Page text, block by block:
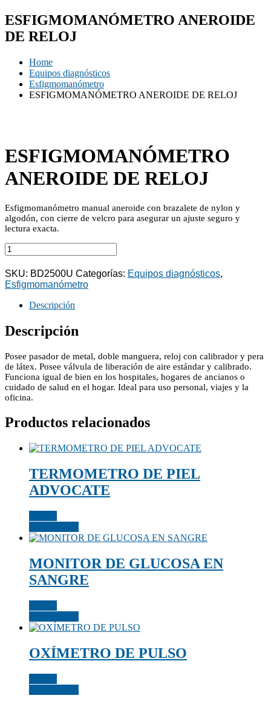
ESFIGMOMANÓMETRO ANEROIDE
DE RELOJ
Home
Equipos diagnósticos
Esfigmomanómetro
ESFIGMOMANÓMETRO ANEROIDE DE RELOJ
ESFIGMOMANÓMETRO
ANEROIDE DE RELOJ
Esfigmomanómetro manual aneroide con brazalete de nylon y
algodón, con cierre de velcro para asegurar un ajuste seguro y
lectura exacta.
ESFIGMOMANÓMETRO
ANEROIDE
DE
RELOJ
cantidad
SKU: BD2500U Categorías: Equipos diagnósticos,
Esfigmomanómetro
Descripción
Descripción
Posee pasador de metal, doble manguera, reloj con calibrador y pera
de látex. Posee válvula de liberación de aire estándar y calibrado.
Funciona igual de bien en los hospitales, hogares de ancianos o
cuidado de salud en el hogar. Ideal para uso personal, viajes y la
oficina.
Productos relacionados
TERMOMETRO DE PIEL
ADVOCATE
MONITOR DE GLUCOSA EN
SANGRE
OXÍMETRO DE PULSO